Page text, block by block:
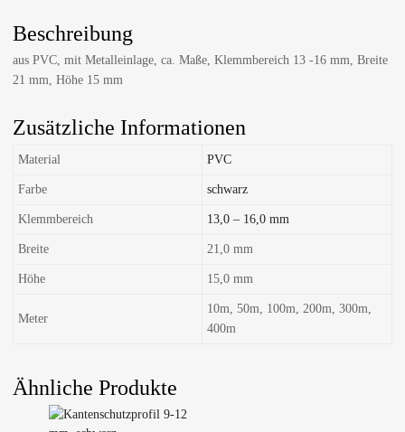
Beschreibung
aus PVC, mit Metalleinlage, ca. Maße, Klemmbereich 13 -16 mm, Breite
21 mm, Höhe 15 mm
Zusätzliche Informationen
Material PVC
Farbe schwarz
Klemmbereich 13,0 – 16,0 mm
Breite 21,0 mm
Höhe 15,0 mm
Meter
10m, 50m, 100m, 200m, 300m,
400m
Ähnliche Produkte